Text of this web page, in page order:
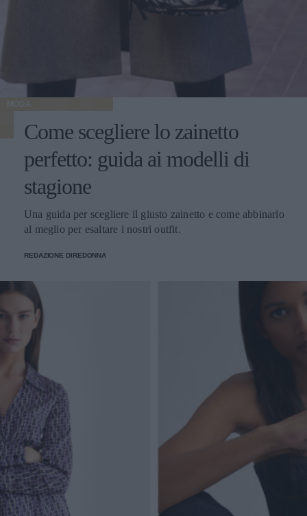
MODA
Come scegliere lo zainetto
perfetto: guida ai modelli di
stagione
Una guida per scegliere il giusto zainetto e come abbinarlo
al meglio per esaltare i nostri outfit.
REDAZIONE DIREDONNA